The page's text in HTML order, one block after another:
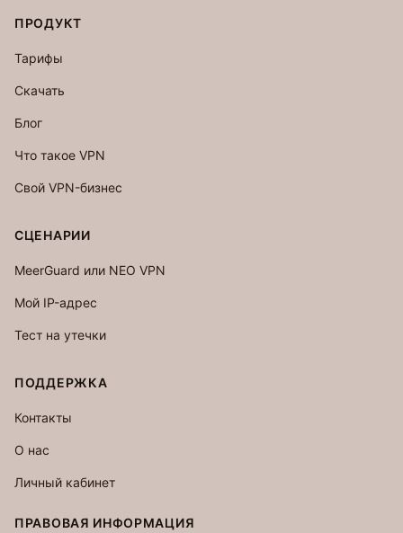
ПРОДУКТ
Тарифы
Скачать
Блог
Что такое VPN
Свой VPN-бизнес
СЦЕНАРИИ
MeerGuard или NEO VPN
Мой IP-адрес
Тест на утечки
ПОДДЕРЖКА
Контакты
О нас
Личный кабинет
ПРАВОВАЯ ИНФОРМАЦИЯ